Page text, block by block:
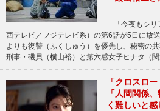
「今夜もシリ
西テレビ／フジテレビ系）の第6話が5日に
よりも復讐（ふくしゅう）を優先し、秘密の
刑事・磯貝（横山裕）と第六感女子ヒナタ（
「クロスロ
「人間関係
く難しいと